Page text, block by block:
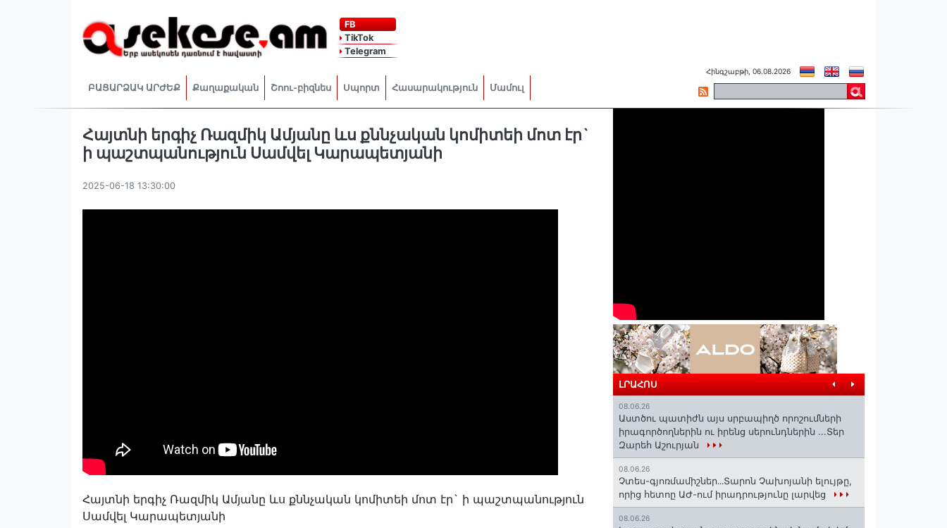
FB
TikTok
Telegram
ԲԱՑԱՐՁԱԿ ԱՐԺԵՔ Քաղաքական Շոու-բիզնես Սպորտ Հասարակություն Մամուլ
Հինգշաբթի, 06.08.2026
Հայտնի երգիչ Ռազմիկ Ամյանը ևս քննչական կոմիտեի մոտ էր`
ի պաշտպանություն Սամվել Կարապետյանի
2025-06-18 13:30:00
Հայտնի երգիչ Ռազմիկ Ամյանը ևս քննչական կոմիտեի մոտ էր` ի պաշտպանություն
Սամվել Կարապետյանի
ԼՐԱՀՈՍ
08.06.26
Աստծու պատիժն այս սրբապիղծ որոշումների
իրագործողներին ու իրենց սերունդներին ...Տեր
Զարեհ Աշուրյան
08.06.26
Չտես-գյոռմամիշներ․․․Տարոն Չախոյանի ելույթը,
որից հետոը ԱԺ-ում իրադրությունը լարվեց
08.06.26